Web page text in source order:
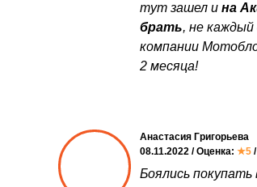
Боялись
Анастасия Григорьева
08.11.2022 / Оценка: ★5
тут зашел и на
брать, не
компании
2 месяца!